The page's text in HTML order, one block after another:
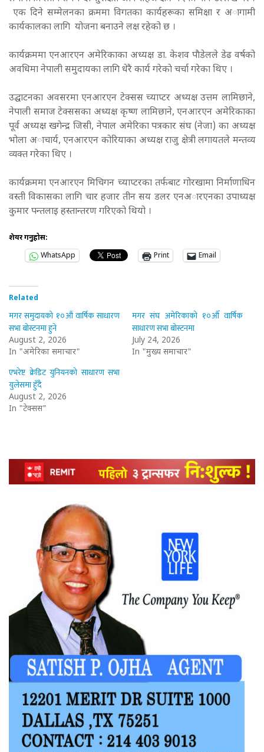
एक दिने सम्मेलनका क्रममा विगतका कार्यहरूका समिक्षा र अागामी
कार्यकालका लागि योजना बनाउने लक्ष रहेको छ ।
कार्यक्रममा एनआरएन अमेरिकाका अध्यक्ष डा. केशव पाैडेलले डेढ वर्षको
अवधिमा नेपाली समुदायका लागि धेरै कार्य गरेकाे चर्चा गरेका थिए ।
उद्घाटनका अवसरमा एनआरएन टेक्सस च्याप्टर अध्यक्ष उत्तम लामिछाने,
नेपाली समाज टेक्ससका अध्यक्ष कृष्ण लामिछाने, एनआरएन अमेरिकाका
पूर्व अध्यक्ष खगेन्द्र जिसी, नेपाल अमेरिका पत्रकार संघ (नेजा) का अध्यक्ष
भोला अाचार्य, एनआरएन कोरियाका अध्यक्ष राजु क्षेत्री लगायतले मन्तव्य
व्यक्त गरेका थिए ।
कार्यक्रममा एनआरएन मिचिगन च्याप्टरका तर्फबाट गोरखामा निर्माणाधिन
वस्ती विकासका लागि चार हजार तीन सय डलर एनअारएनका उपाध्यक्ष
कुमार पन्तलाइ हस्तान्तरण गरिएको थियो ।
शेयर गर्नुहोस:
WhatsApp
Print Email
Related
मगर समुदायको १०औं वार्षिक साधारण
सभा बोस्टनमा हुने
August 2, 2026
In "अमेरिका समाचार"
मगर संघ अमेरिकाको १०औँ वार्षिक
साधारण सभा बोस्टनमा
July 24, 2026
In "मुख्य समाचार"
एभरेष्ट क्रेडिट युनियनको साधारण सभा
युलेसमा हुँदै
August 2, 2026
In "टेक्सस"